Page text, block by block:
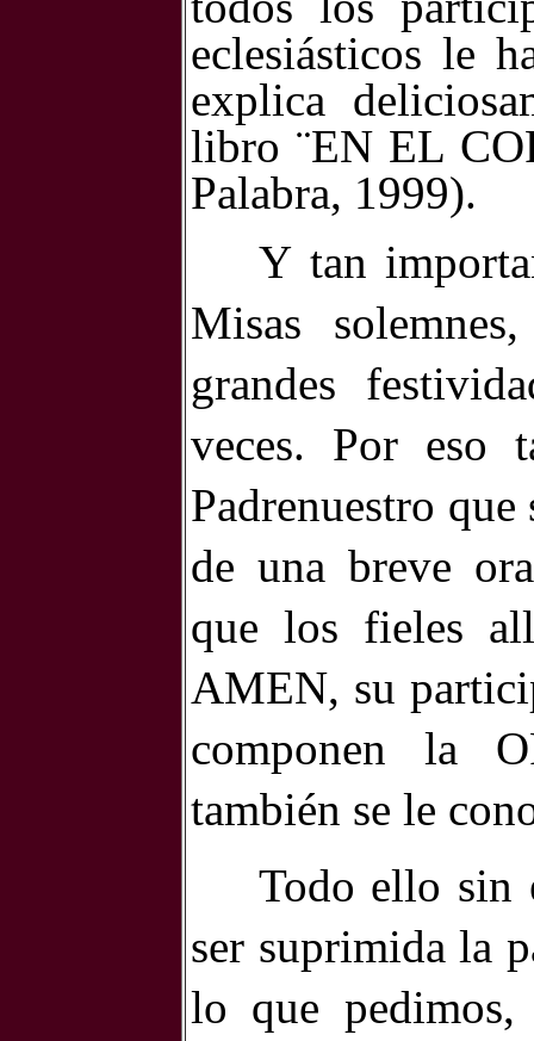
eclesiásticos le
explica
libro ¨EN EL
Palabra, 1999).
Y tan
Misas
grandes
veces. Por eso
Padrenuestro
de una breve
que los fieles
AMEN, su
componen la
también se le
Todo ello sin
ser suprimida la
lo que